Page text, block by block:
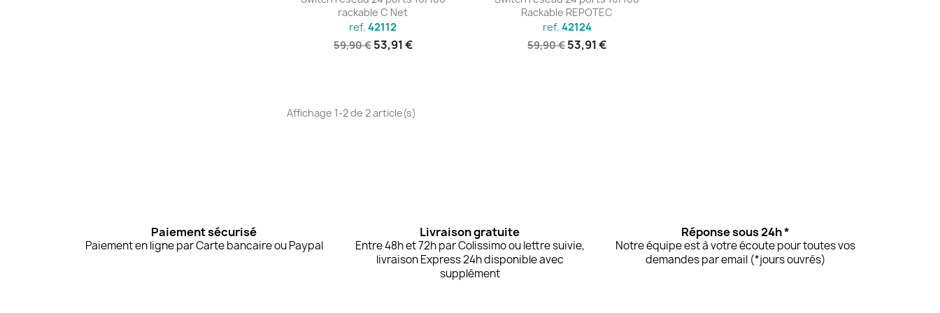
rackable C Net
ref.42112
59,90 € 53,91 €
Rackable REPOTEC
ref. 42124
59,90 €53,91 €
Affichage 1-2 de 2 article(s)
Paiement sécurisé
Paiement en ligne par Carte bancaire ou Paypal
Livraison gratuite
Entre 48h et 72h par Colissimo ou lettre suivie,
livraison Express 24h disponible avec
supplément
Réponse sous 24h *
Notre équipe est à votre écoute pour toutes vos
demandes par email (*jours ouvrés)